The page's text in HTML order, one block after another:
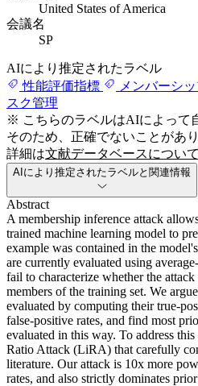
United States of America
会議名
SP
AIにより推定されたラベル
性能評価指標
メンバーシ
スク管理
※ こちらのラベルはAIによって
そのため、正確でないことがあり
詳細は文献データベースについて
AIにより推定されたラベルと関連情報
Abstract
A membership inference attack
trained machine learning model to
example was contained in the
are currently evaluated using
fail to characterize whether the
members of the training set. We
evaluated by computing their true-
false-positive rates, and find most
evaluated in this way. To address
Ratio Attack (LiRA) that carefully
literature. Our attack is 10x more
rates, and also strictly dominates